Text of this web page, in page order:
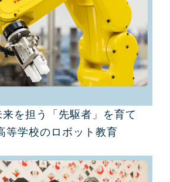
を担う「先駆者」を育て
等学校のロボット教育